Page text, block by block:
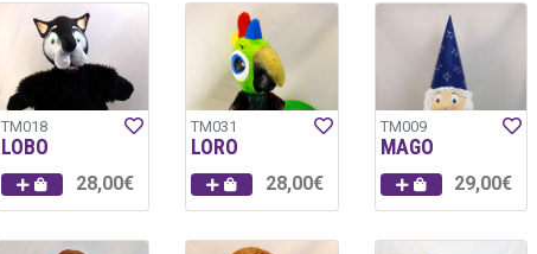
TM018
LOBO
28,00€
TM031
LORO
28,00€
TM009
MAGO
29,00€